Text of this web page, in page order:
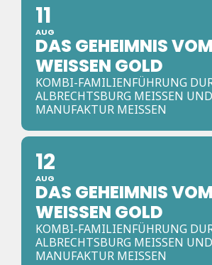
11
AUG
DAS GEHEIMNIS VOM
WEISSEN GOLD
KOMBI-FAMILIENFÜHRUNG
ALBRECHTSBURG MEISSEN UND M
ANUFAKTUR MEISSEN
12
AUG
DAS GEHEIMNIS VOM
WEISSEN GOLD
KOMBI-FAMILIENFÜHRUNG
ALBRECHTSBURG MEISSEN UND M
ANUFAKTUR MEISSEN